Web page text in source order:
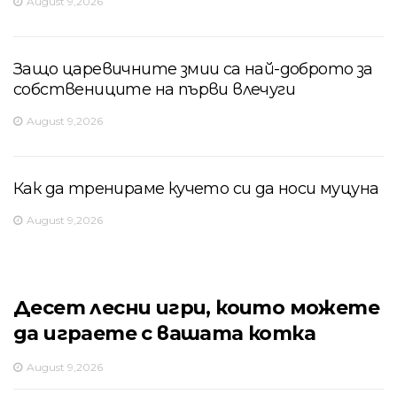
Защо царевичните змии са най-доброто за
собствениците на първи влечуги
August 9,2026
Как да тренираме кучето си да носи муцуна
August 9,2026
Десет лесни игри, които можете
да играете с вашата котка
August 9,2026